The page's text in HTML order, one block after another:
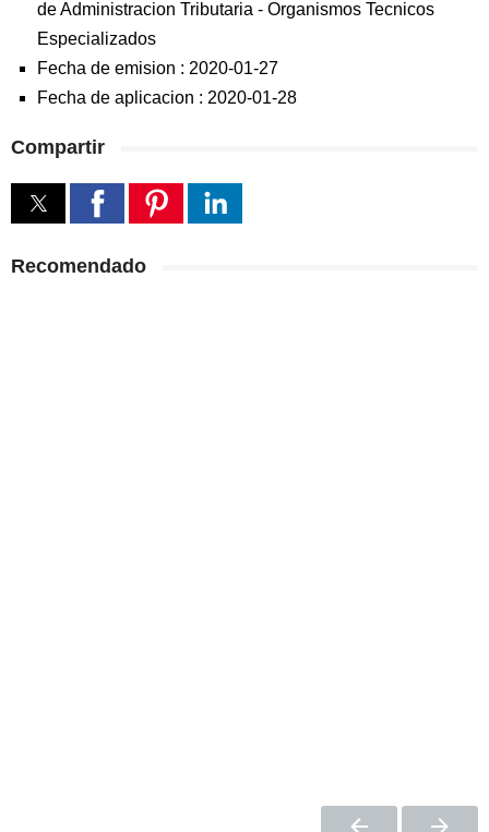
de Administracion Tributaria - Organismos Tecnicos
Especializados
Fecha de emision : 2020-01-27
Fecha de aplicacion : 2020-01-28
Compartir
Recomendado